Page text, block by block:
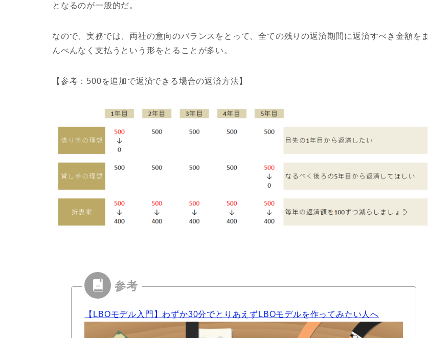
となるのが一般的だ。
なので、実務では、両社の意向のバランスをとって、全ての残りの返済期間に返済すべき金額をま
んべんなく支払うという形をとることが多い。
【参考：500を追加で返済できる場合の返済方法】
【LBOモデル入門】わずか30分でとりあえずLBOモデルを作ってみたい人へ